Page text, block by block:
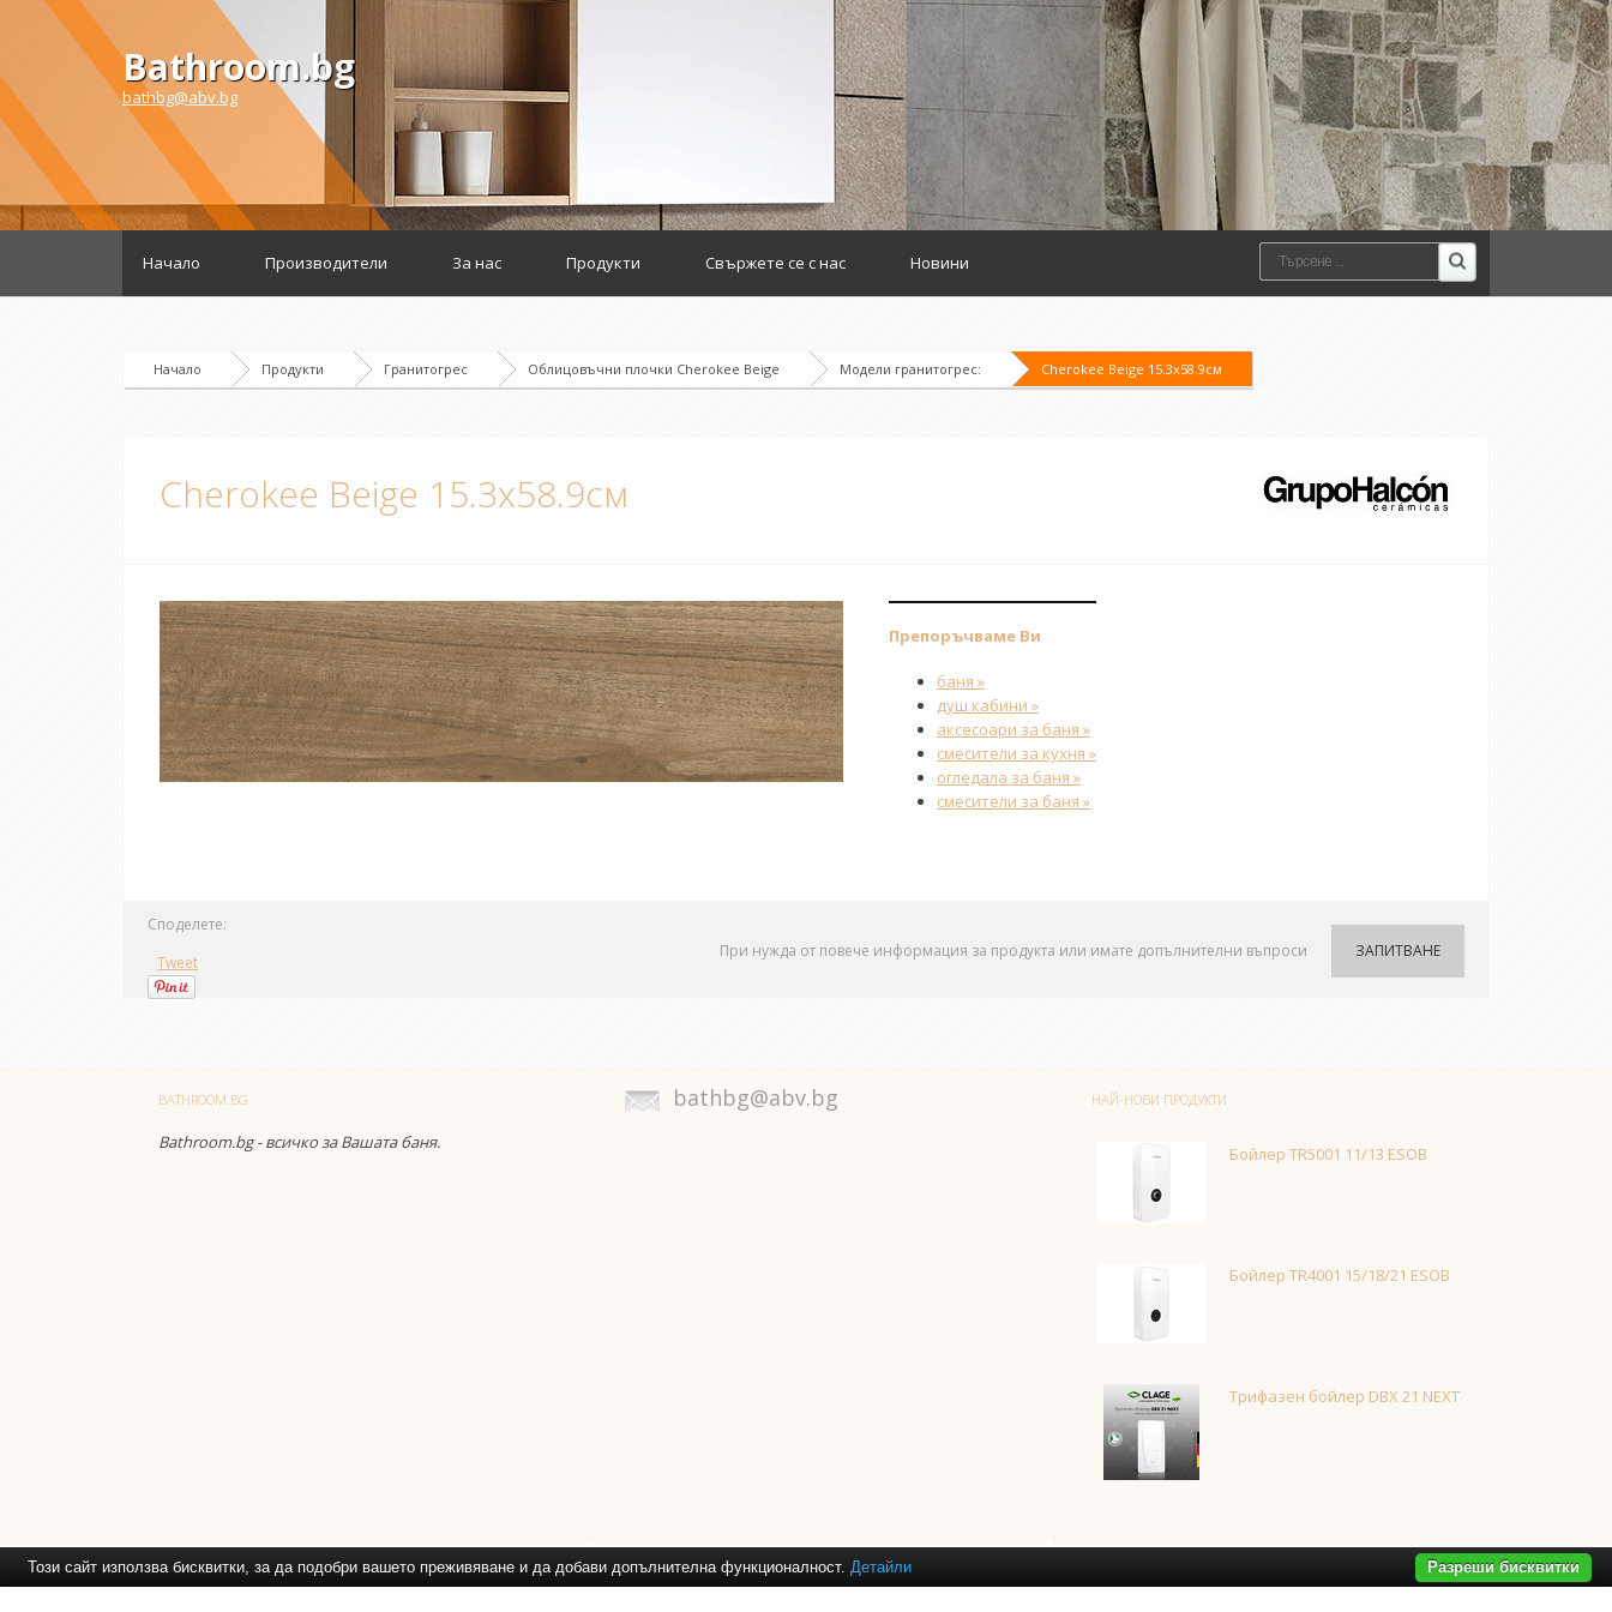
Bathroom.bg
bathbg@abv.bg
Начало Производители За нас Продукти Свържете се с нас Новини
Начало Продукти Гранитогрес Облицовъчни плочки Cherokee Beige Модели гранитогрес: Cherokee Beige 15.3x58.9см
Cherokee Beige 15.3x58.9см
Препоръчваме Ви
баня »
душ кабини »
аксесоари за баня »
смесители за кухня »
огледала за баня »
смесители за баня »
Споделете:
Tweet
ЗАПИТВАНЕ
При нужда от повече информация за продукта или имате допълнителни въпроси
BATHROOM.BG
Bathroom.bg - всичко за Вашата баня.
bathbg@abv.bg НАЙ-НОВИ ПРОДУКТИ
Бойлер TR5001 11/13 ESOB
Бойлер TR4001 15/18/21 ESOB
Трифазен бойлер DBX 21 NEXT
Този сайт използва бисквитки, за да подобри вашето преживяване и да добави допълнителна функционалност. Детайли Разреши бисквитки